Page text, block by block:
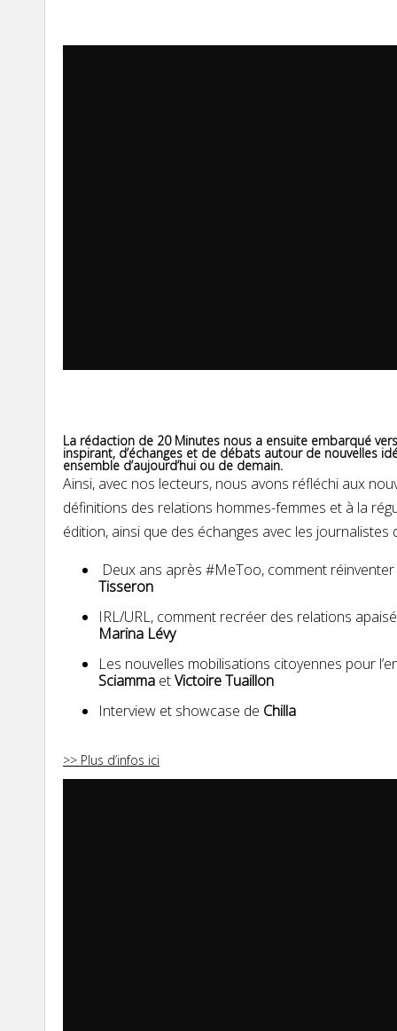
La rédaction de 20 Minutes nous a ensuite embarqué
inspirant, d’échanges et de débats autour de nouvelles
ensemble d’aujourd’hui ou de demain.
Ainsi, avec nos lecteurs, nous avons réfléchi aux
définitions des relations hommes-femmes et à la
édition, ainsi que des échanges avec les journalistes
Deux ans après #MeToo, comment
Tisseron
IRL/URL, comment recréer des relations
Marina Lévy
Les nouvelles mobilisations citoyennes pour
Sciamma etVictoire Tuaillon
Interview et showcase de Chilla
>> Plus d’infos ici